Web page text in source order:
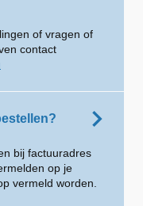
of vragen of
contact
bij factuuradres
op je
vermeld worden.